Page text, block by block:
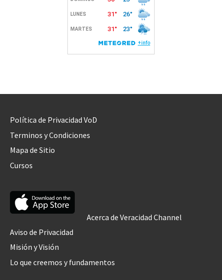
Política de Privacidad VoD
Terminos y Condiciones
Mapa de Sitio
Cursos
Acerca de Veracidad Channel
Aviso de Privacidad
Misión y Visión
Lo que creemos y fundamentos